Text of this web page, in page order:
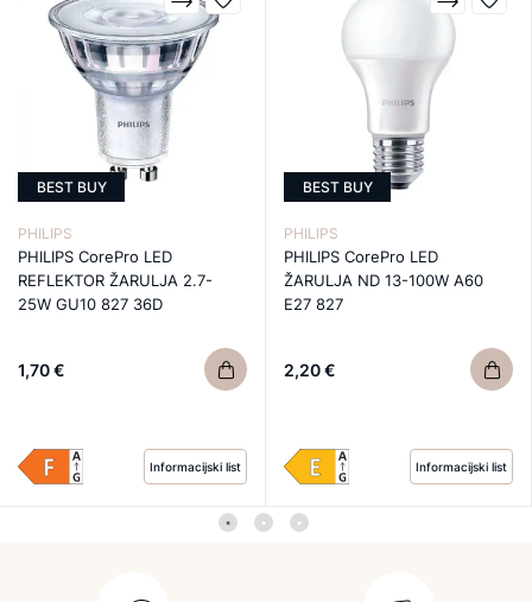
BEST BUY
PHILIPS
PHILIPS CorePro LED
REFLEKTOR ŽARULJA 2.7-
25W GU10 827 36D
1,70 €
Informacijski list
BEST BUY
PHILIPS
PHILIPS CorePro LED
ŽARULJA ND 13-100W A60
E27 827
2,20 €
Informacijski list